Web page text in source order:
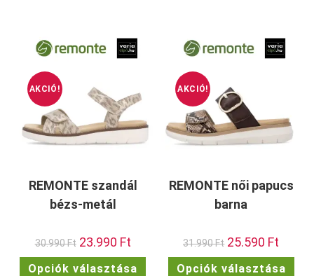
AKCIÓ!
REMONTE szandál
bézs-metál
30.990Ft Original
price
was:
30.990 Ft.
23.990 FtCurrent
price
is:
23.990 Ft.
Opciók választása
AKCIÓ!
REMONTE női papucs
barna
31.990Ft Original
price
was:
31.990 Ft.
25.590 Ft
is:
25.590
Opciók választása